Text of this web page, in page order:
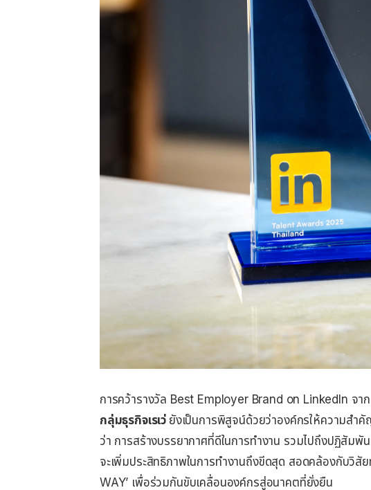
การคว้ารางวัล Best Employer Brand on LinkedIn จ
กลุ่มธุรกิจเรเว่ ยังเป็นการพิสูจน์ด้วยว่าองค์กรให้ความสำ
ว่า การสร้างบรรยากาศที่ดีในการทำงาน รวมไปถึงปฏิสัม
จะเพิ่มประสิทธิภาพในการทำงานถึงขีดสุด สอดคล้องกับวิสั
WAY’ เพื่อร่วมกันขับเคลื่อนองค์กรสู่อนาคตที่ยั่งยืน